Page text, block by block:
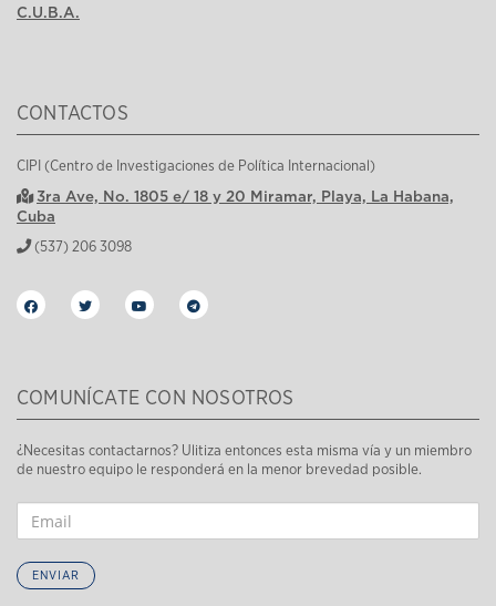
C.U.B.A.
CONTACTOS
CIPI (Centro de Investigaciones de Política Internacional)
3ra Ave, No. 1805 e/ 18 y 20 Miramar, Playa, La Habana,
Cuba
(537) 206 3098
COMUNÍCATE CON NOSOTROS
¿Necesitas contactarnos? Ulitiza entonces esta misma vía y un miembro
de nuestro equipo le responderá en la menor brevedad posible.
ENVIAR